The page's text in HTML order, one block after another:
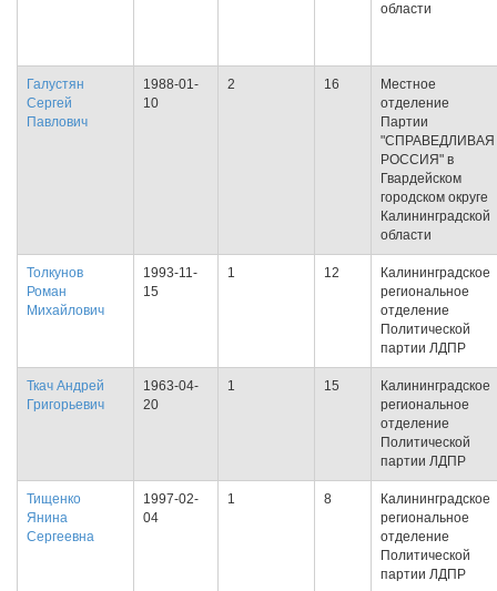
области
Галустян
Сергей
Павлович
1988-01-
10
2 16
Местное
отделение
Партии
"СПРАВЕДЛИВАЯ
РОССИЯ" в
Гвардейском
городском округе
Калининградской
области
Толкунов
Роман
Михайлович
1993-11-
15
1 12
Калининградское
региональное
отделение
Политической
партии ЛДПР
Ткач Андрей
Григорьевич
1963-04-
20
1 15
Калининградское
региональное
отделение
Политической
партии ЛДПР
Тищенко
Янина
Сергеевна
1997-02-
04
1 8
Калининградское
региональное
отделение
Политической
партии ЛДПР